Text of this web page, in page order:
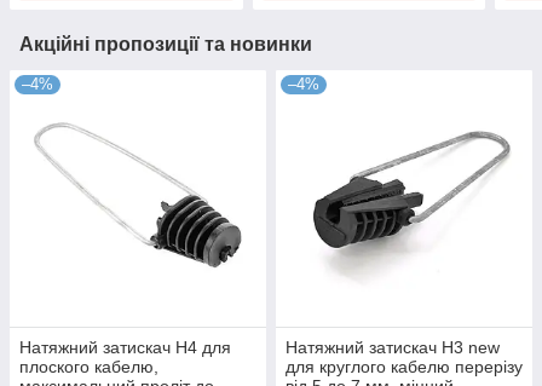
Акційні пропозиції та новинки
–4%
Натяжний затискач Н4 для
плоского кабелю,
–4%
Натяжний затискач Н3 new
для круглого кабелю перерізу